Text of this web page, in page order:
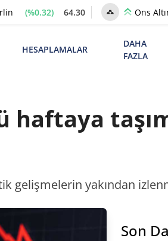
(%0.32) 64.30 Ons
HESAPLAMALAR
DAHA
FAZLA
haftaya
yakından
Son